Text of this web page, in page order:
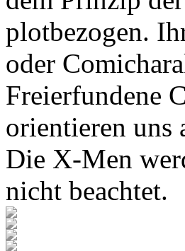
plotbezogen.
oder
Freierfundene
orientieren uns
Die X-Men
nicht beachtet.